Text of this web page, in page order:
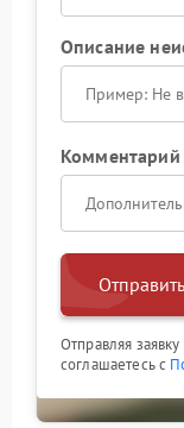
Описание
Комментарий
Отправляя
соглашаетесь с